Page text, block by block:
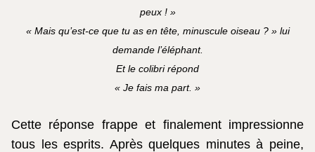
peux ! »
« Mais qu’est-ce que tu as en tête, minuscule oiseau ? » lui
demande l’éléphant.
Et le colibri répond
« Je fais ma part. »
Cette réponse frappe et finalement impressionne
tous les esprits. Après quelques minutes à peine,